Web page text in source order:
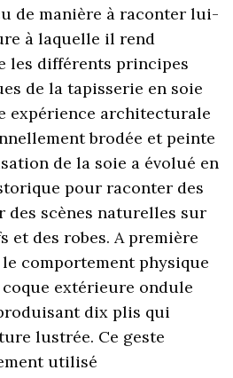
de manière à raconter lui-
à laquelle il rend
les différents principes
de la tapisserie en soie
expérience architecturale
brodée et peinte
de la soie a évolué en
pour raconter des
scènes naturelles sur
et des robes. A première
comportement physique
extérieure ondule
dix plis qui
lustrée. Ce geste
utilisé